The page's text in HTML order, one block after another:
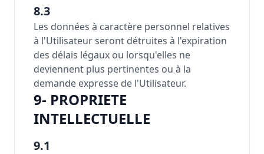
8.3
Les données à caractère personnel relatives
à l'Utilisateur seront détruites à l'expiration
des délais légaux ou lorsqu'elles ne
deviennent plus pertinentes ou à la
demande expresse de l'Utilisateur.
9- PROPRIETE
INTELLECTUELLE
9.1